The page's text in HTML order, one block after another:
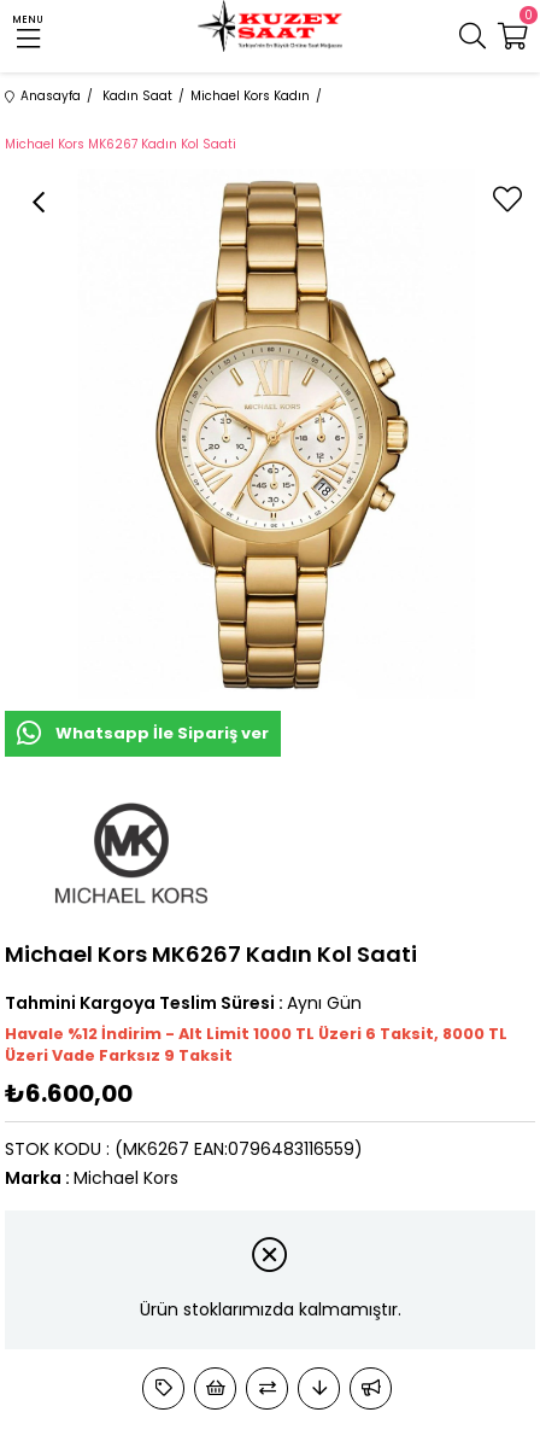
MENU 0
Anasayfa Kadın Saat Michael Kors Kadın
Michael Kors MK6267 Kadın Kol Saati
Whatsapp İle Sipariş ver
Michael Kors MK6267 Kadın Kol Saati
Tahmini Kargoya Teslim Süresi : Aynı Gün
Havale %12 İndirim - Alt Limit 1000 TL Üzeri 6 Taksit, 8000 TL
Üzeri Vade Farksız 9 Taksit
₺6.600,00
(MK6267 EAN:0796483116559)
STOK KODU
Marka : Michael Kors
Ürün stoklarımızda kalmamıştır.